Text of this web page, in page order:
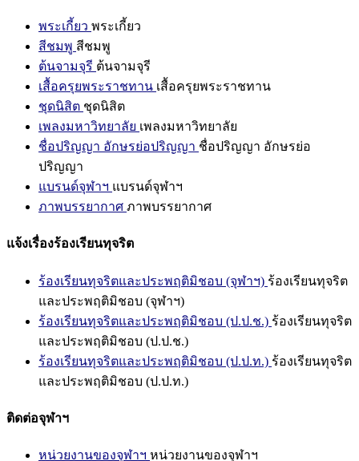
พระเกี้ยว พระเกี้ยว
สีชมพู สีชมพู
ต้นจามจุรี ต้นจามจุรี
เสื้อครุยพระราชทาน เสื้อครุยพระราชทาน
ชุดนิสิต ชุดนิสิต
เพลงมหาวิทยาลัย เพลงมหาวิทยาลัย
ชื่อปริญญา อักษรย่อปริญญา ชื่อปริญญา อักษรย่อ
ปริญญา
แบรนด์จุฬาฯ แบรนด์จุฬาฯ
ภาพบรรยากาศ ภาพบรรยากาศ
แจ้งเรื่องร้องเรียนทุจริต
ร้องเรียนทุจริตและประพฤติมิชอบ (จุฬาฯ) ร้องเรียนทุจริต
และประพฤติมิชอบ (จุฬาฯ)
ร้องเรียนทุจริตและประพฤติมิชอบ (ป.ป.ช.) ร้องเรียนทุจริต
และประพฤติมิชอบ (ป.ป.ช.)
ร้องเรียนทุจริตและประพฤติมิชอบ (ป.ป.ท.) ร้องเรียนทุจริต
และประพฤติมิชอบ (ป.ป.ท.)
ติดต่อจุฬาฯ
หน่วยงานของจุฬาฯ หน่วยงานของจุฬาฯ